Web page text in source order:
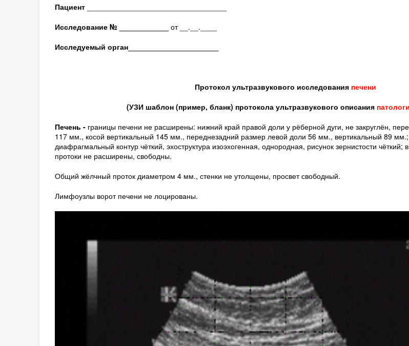
Пациент__________________________________
Исследование № ____________ от __.__.____
Исследуемый орган______________________
Протокол ультразвукового исследования печени
(УЗИ шаблон (пример, бланк) протокола ультразвукового описания
Печень - границы печени не расширены: нижний край правой доли у рёберной дуги, не закруглён,
117 мм., косой вертикальный 145 мм., переднезадний размер левой доли 56 мм., вертикальный 89
диафрагмальный контур чёткий, эхоструктура изоэхогенная, однородная, рисунок зернистости
протоки не расширены, свободны.
Общий жёлчный проток диаметром 4 мм., стенки не утолщены, просвет свободный.
Лимфоузлы ворот печени не лоцированы.